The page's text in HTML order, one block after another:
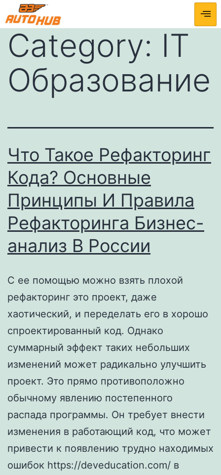
Category: IT
Образование
Что Такое Рефакторинг
Кода? Основные
Принципы И Правила
Рефакторинга Бизнес-
анализ В России
С ее помощью можно взять плохой
рефакторинг это проект, даже
хаотический, и переделать его в хорошо
спроектированный код. Однако
суммарный эффект таких небольших
изменений может радикально улучшить
проект. Это прямо противоположно
обычному явлению постепенного
распада программы. Он требует внести
изменения в работающий код, что может
привести к появлению трудно находимых
ошибок https://deveducation.com/ в